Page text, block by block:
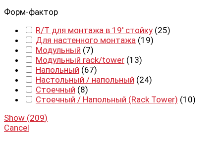
Форм-фактор
R/T для монтажа в 19' стойку (25)
Для настенного монтажа (19)
Модульный (7)
Модульный rack/tower (13)
Напольный (67)
Настольный / напольный (24)
Стоечный (8)
Стоечный / Напольный (Rack Tower) (10)
Show (209)
Cancel